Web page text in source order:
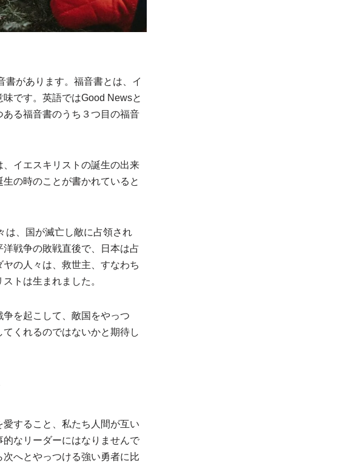
書があります。福音書とは、イ
です。英語ではGood Newsと
る福音書のうち３つ目の福音
イエスキリストの誕生の出来
の時のことが書かれていると
は、国が滅亡し敵に占領され
戦争の敗戦直後で、日本は占
の人々は、救世主、すなわち
トは生まれました。
を起こして、敵国をやっつ
くれるのではないかと期待し
すること、私たち人間が互い
なリーダーにはなりませんで
へとやっつける強い勇者に比